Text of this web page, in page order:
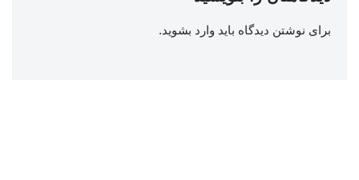
برای نوشتن دیدگاه باید وارد بشوید.